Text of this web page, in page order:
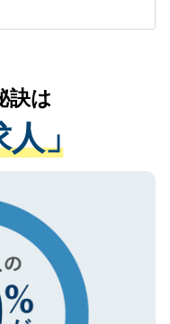
す。お預かりし
はご本人の許可
ついての厳密な
のみに付与され
取得済みです。
は、SSL（デー
安心ください。
関の状況や紹介
なアドバイスを
にご転職をされ
ートが可能です
さい。
訣は
」